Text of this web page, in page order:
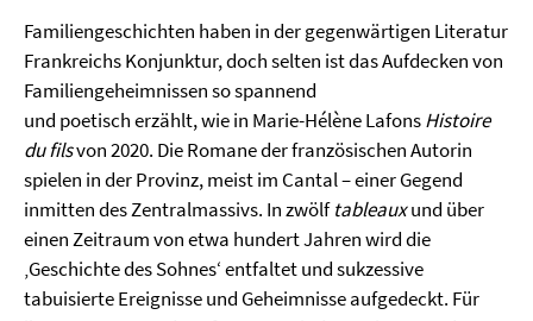
Familiengeschichten haben in der gegenwärtigen Literatur
Frankreichs Konjunktur, doch selten ist das Aufdecken von
Familiengeheimnissen so spannend
und poetisch erzählt, wie in Marie-Hélène LafonsHistoire
dufilsvon 2020. Die Romane der französischen Autorin
spielen in der Provinz, meist im Cantal – einer Gegend
inmitten des Zentralmassivs. In zwölftableauxund über
einen Zeitraum von etwa hundert Jahren wird die
‚Geschichte des Sohnes‘ entfaltet und sukzessive
tabuisierte Ereignisse und Geheimnisse aufgedeckt. Für